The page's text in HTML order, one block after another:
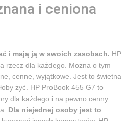
i ceniona
i mają ją w swoich zasobach. HP
rzecz dla każdego. Można o tym
cenne, wyjątkowe. Jest to świetna
żyć. HP ProBook 455 G7 to
dla każdego i na pewno cenny.
Dla niejednej osoby jest to